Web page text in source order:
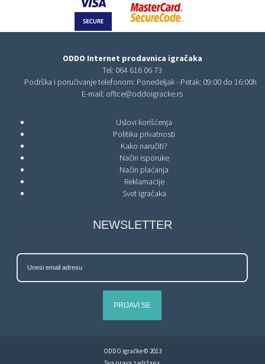
ODDO Internet prodavnica igračaka
Tel: 064 616 06 73
Podrška i poručivanje telefonom: Ponedeljak - Petak: 09:00 do 16:00h
E-mail: office@oddoigracke.rs
Uslovi korišćenja
Politika privatnosti
Kako naručiti?
Način isporuke
Način plaćanja
Reklamacije
Svet igračaka
NEWSLETTER
PRIJAVI SE
ODDO igračke © 2013